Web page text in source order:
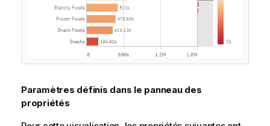
Paramètres définis dans le panneau des
propriétés